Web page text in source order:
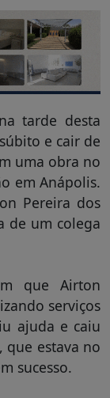
tarde desta
e cair de
uma obra no
em Anápolis.
Pereira dos
de um colega
que Airton
serviços
ajuda e caiu
que estava no
sucesso.